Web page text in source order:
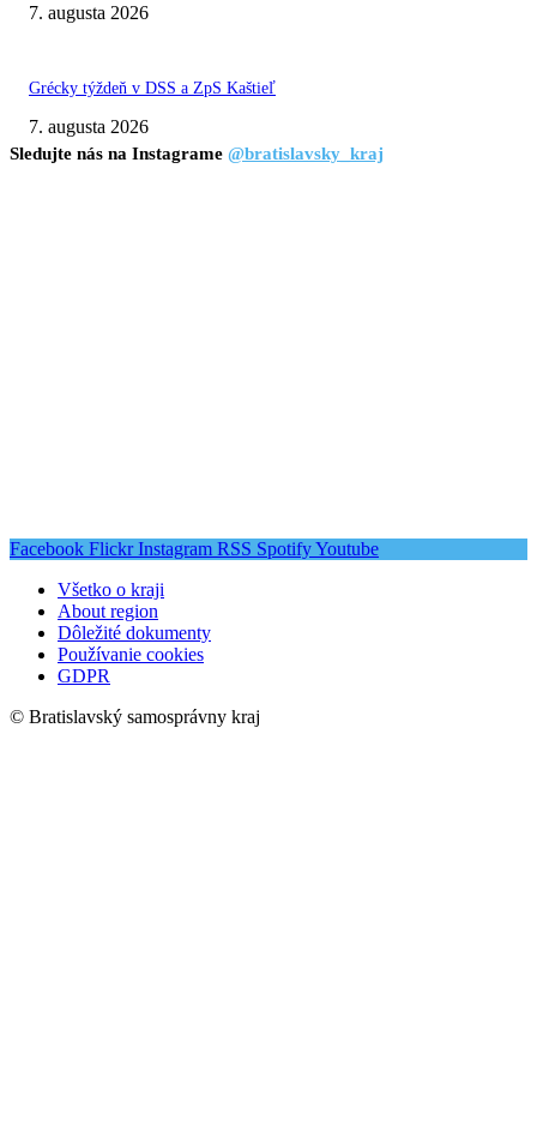
7. augusta 2026
Grécky týždeň v DSS a ZpS Kaštieľ
7. augusta 2026
Sledujte nás na Instagrame @bratislavsky_kraj
Facebook Flickr Instagram RSS SpotifyYoutube
Všetko o kraji
About region
Dôležité dokumenty
Používanie cookies
GDPR
© Bratislavský samosprávny kraj